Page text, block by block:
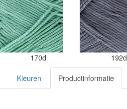
170d 192d
Kleuren Productinformatie